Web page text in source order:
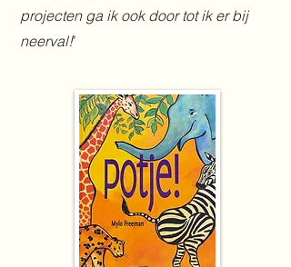
projecten ga ik ook door tot ik er bij
neerval!’